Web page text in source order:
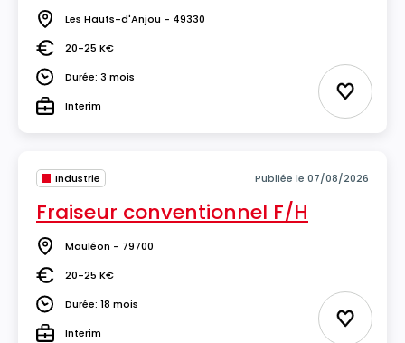
Lieu Les Hauts-d'Anjou - 49330
Salaire20-25 K€
DuréeDurée: 3 mois
TypeInterim Ajouter
Industrie Publiée le 07/08/2026
Fraiseur conventionnel F/H
Lieu Mauléon - 79700
Salaire20-25 K€
DuréeDurée: 18 mois
Interim Ajouter